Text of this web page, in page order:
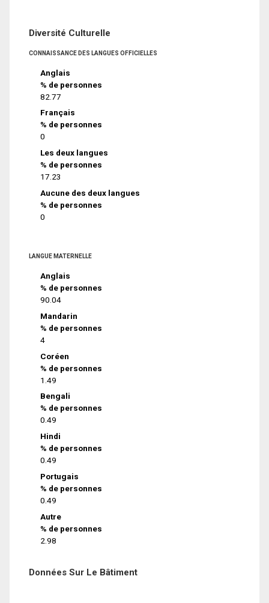
Diversité Culturelle
CONNAISSANCE DES LANGUES OFFICIELLES
Anglais
% de personnes
82.77
Français
% de personnes
0
Les deux langues
% de personnes
17.23
Aucune des deux langues
% de personnes
0
LANGUE MATERNELLE
Anglais
% de personnes
90.04
Mandarin
% de personnes
4
Coréen
% de personnes
1.49
Bengali
% de personnes
0.49
Hindi
% de personnes
0.49
Portugais
% de personnes
0.49
Autre
% de personnes
2.98
Données Sur Le Bâtiment